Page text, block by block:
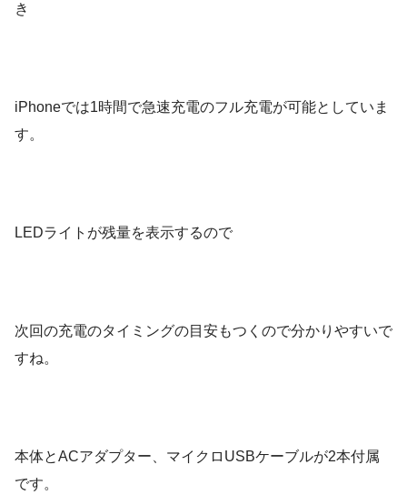
き
iPhoneでは1時間で急速充電のフル充電が可能としていま
す。
LEDライトが残量を表示するので
次回の充電のタイミングの目安もつくので分かりやすいで
すね。
本体とACアダプター、マイクロUSBケーブルが2本付属
です。